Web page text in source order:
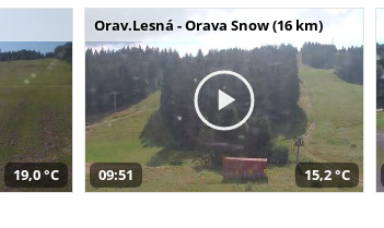
19,0 °C
Orav.Lesná - Orava Snow (16 km)
09:51 15,2 °C